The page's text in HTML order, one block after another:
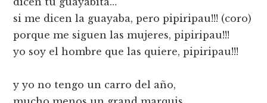
si me dicen la guayaba, pero pipiripau!!! (coro)
porque me siguen las mujeres, pipiripau!!!
yo soy el hombre que las quiere, pipiripau!!!
y yo no tengo un carro del año,